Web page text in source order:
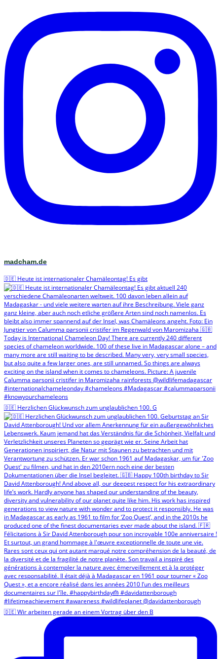
madcham.de
🇩🇪 Heute ist internationaler Chamäleontag! Es gibt
🇩🇪 Herzlichen Glückwunsch zum unglaublichen 100. G
🇩🇪 Wir arbeiten gerade an einem Vortrag über den B